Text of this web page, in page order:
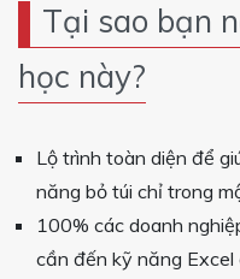
Tại sao bạn
học này?
Lộ trình toàn diện để
năng bỏ túi chỉ trong
100% các doanh
cần đến kỹ năng